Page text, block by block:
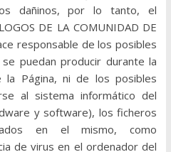
dañinos, por lo tanto, el
DE LA COMUNIDAD DE
responsable de los posibles
puedan producir durante la
la Página, ni de los posibles
al sistema informático del
y software), los ficheros
en el mismo, como
de virus en el ordenador del